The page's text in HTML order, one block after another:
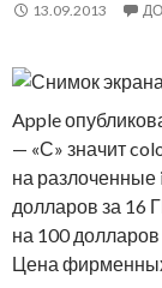
13.09.2013
Apple
— «С» значит
на
долларов за 16
на 100
Цена